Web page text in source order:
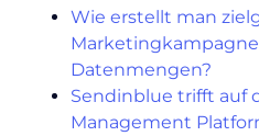
Wie erstellt man
Datenmengen?
Sendinblue trifft auf
Management